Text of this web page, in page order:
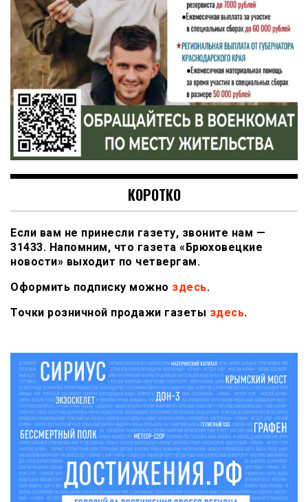
КОРОТКО
Если вам не принесли газету, звоните нам —
31433. Напомним, что газета «Брюховецкие
новости» выходит по четвергам.
Оформить подписку можно здесь.
Точки розничной продажи газеты здесь.